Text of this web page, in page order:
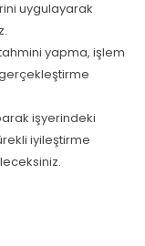
uygulayarak
yapma, işlem
işyerindeki
iyileştirme